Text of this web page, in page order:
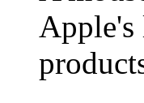
Apple's